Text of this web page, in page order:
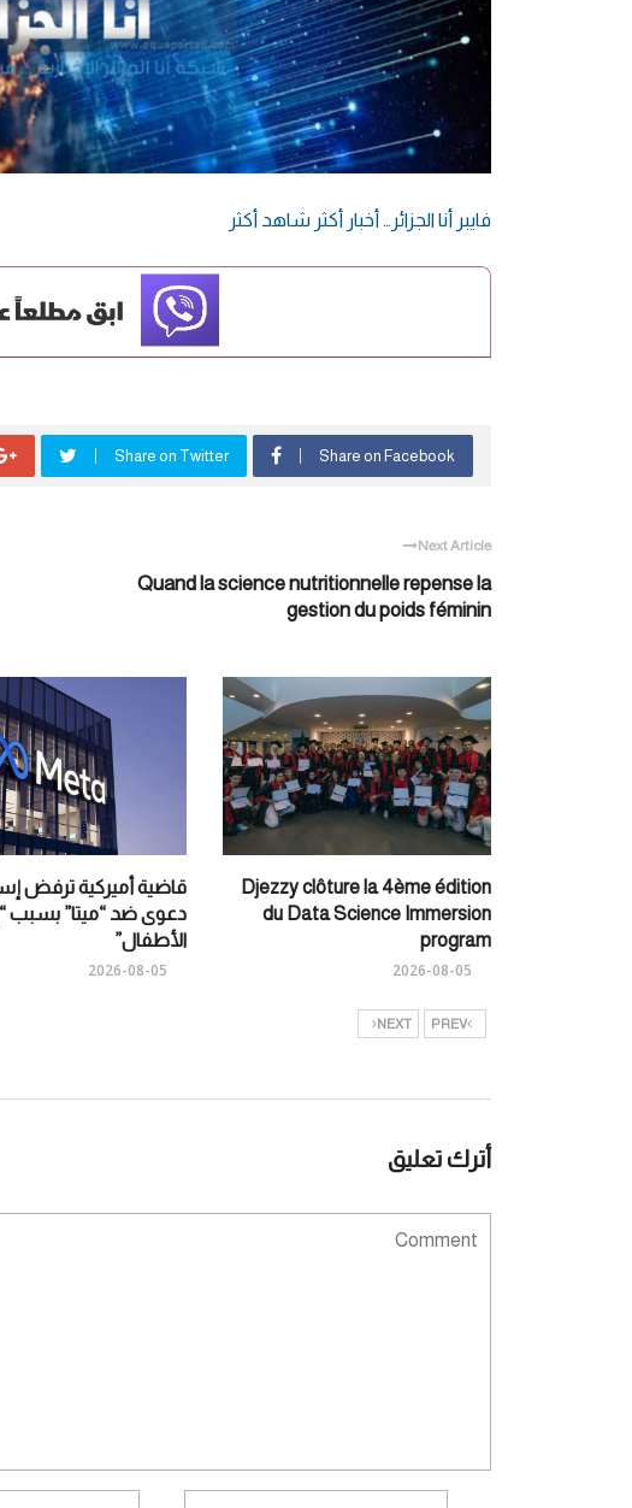
فايبر أنا الجزائر… أخبار أكثر شاهد أكثر
Share on Facebook
Share on Twitter
Next Article
Quand la science nutritionnelle repense la
gestion du poids féminin
Djezzy clôture la 4ème édition
du Data Science Immersion
program
2026-08-05
قاضية أميركية ترفض
دعوى ضد “ميتا” بسبب
الأطفال”
2026-08-05
PREV
NEXT
أترك تعليق